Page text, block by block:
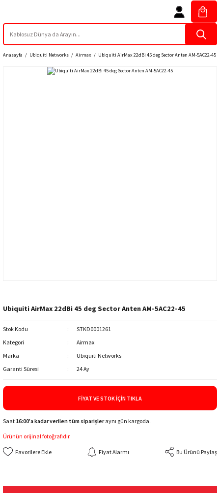
Anasayfa Ubiquiti Networks Airmax Ubiquiti AirMax 22dBi 45 deg Sector Anten AM-5AC22-45
Ubiquiti AirMax 22dBi 45 deg Sector Anten AM-5AC22-45
Stok Kodu
STKD0001261
Kategori
Airmax
Marka
Ubiquiti Networks
Garanti Süresi
24 Ay
FIYAT VE STOK İÇIN TIKLA
Saat 16:00'a kadar verilen tüm siparişleraynı gün kargoda.
Ürünün orijinal fotoğrafıdır.
Fiyat Alarmı Bu Ürünü Paylaş